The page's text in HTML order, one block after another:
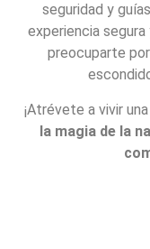
seguridad y
experiencia
preocuparte
¡Atrévete a vivir
la magia de la